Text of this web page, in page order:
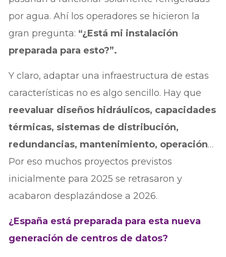
por agua. Ahí los operadores se hicieron la
gran pregunta: “¿Está mi instalación
preparada para esto?”.
Y claro, adaptar una infraestructura de estas
características no es algo sencillo. Hay que
reevaluar diseños hidráulicos, capacidades
térmicas, sistemas de distribución,
redundancias, mantenimiento, operación…
Por eso muchos proyectos previstos
inicialmente para 2025 se retrasaron y
acabaron desplazándose a 2026.
¿España está preparada para esta nueva
generación de centros de datos?